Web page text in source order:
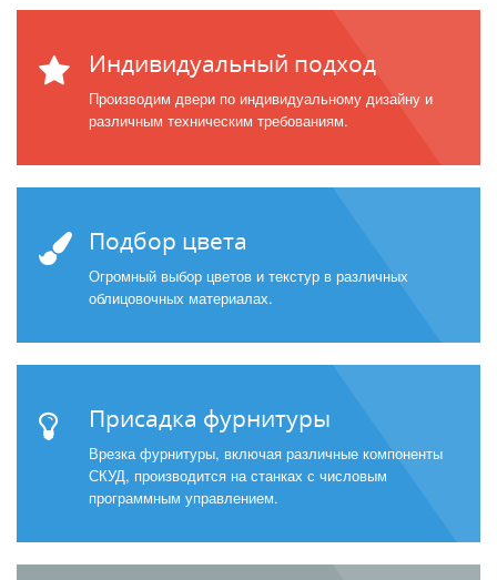
Индивидуальный подход
Производим двери по индивидуальному дизайну и
различным техническим требованиям.
Подбор цвета
Огромный выбор цветов и текстур в различных
облицовочных материалах.
Присадка фурнитуры
Врезка фурнитуры, включая различные компоненты
СКУД, производится на станках с числовым
программным управлением.